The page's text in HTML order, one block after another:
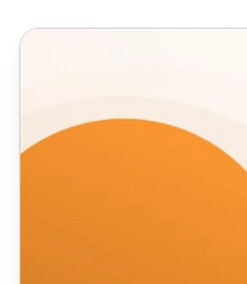
Modelos de Email de